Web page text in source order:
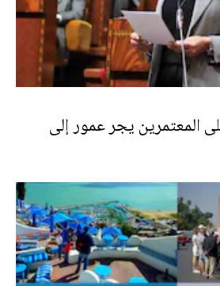
المعتمرين يجر عمور إلى